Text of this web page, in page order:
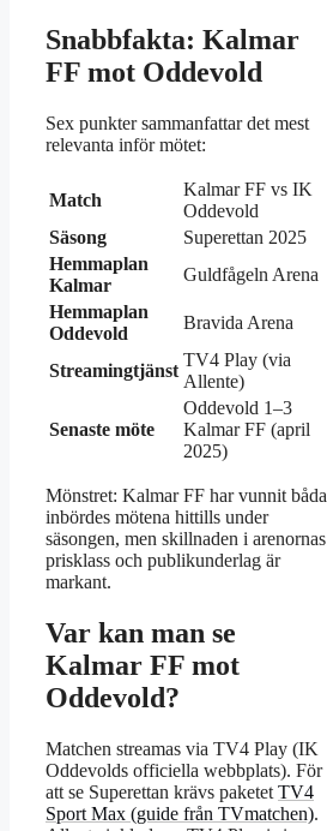
Snabbfakta: Kalmar
FF mot Oddevold
Sex punkter sammanfattar det mest
relevanta inför mötet:
Match
Kalmar FF vs IK
Oddevold
Säsong
Superettan 2025
Hemmaplan
Kalmar
Guldfågeln Arena
Hemmaplan
Oddevold
Bravida Arena
Streamingtjänst
TV4 Play (via
Allente)
Senaste möte
Oddevold 1–3
Kalmar FF (april
2025)
Mönstret: Kalmar FF har vunnit båda
inbördes mötena hittills under
säsongen, men skillnaden i arenornas
prisklass och publikunderlag är
markant.
Var kan man se
Kalmar FF mot
Oddevold?
Matchen streamas via TV4 Play (IK
Oddevolds officiella webbplats). För
att se Superettan krävs paketet TV4
Sport Max (guide från TVmatchen).